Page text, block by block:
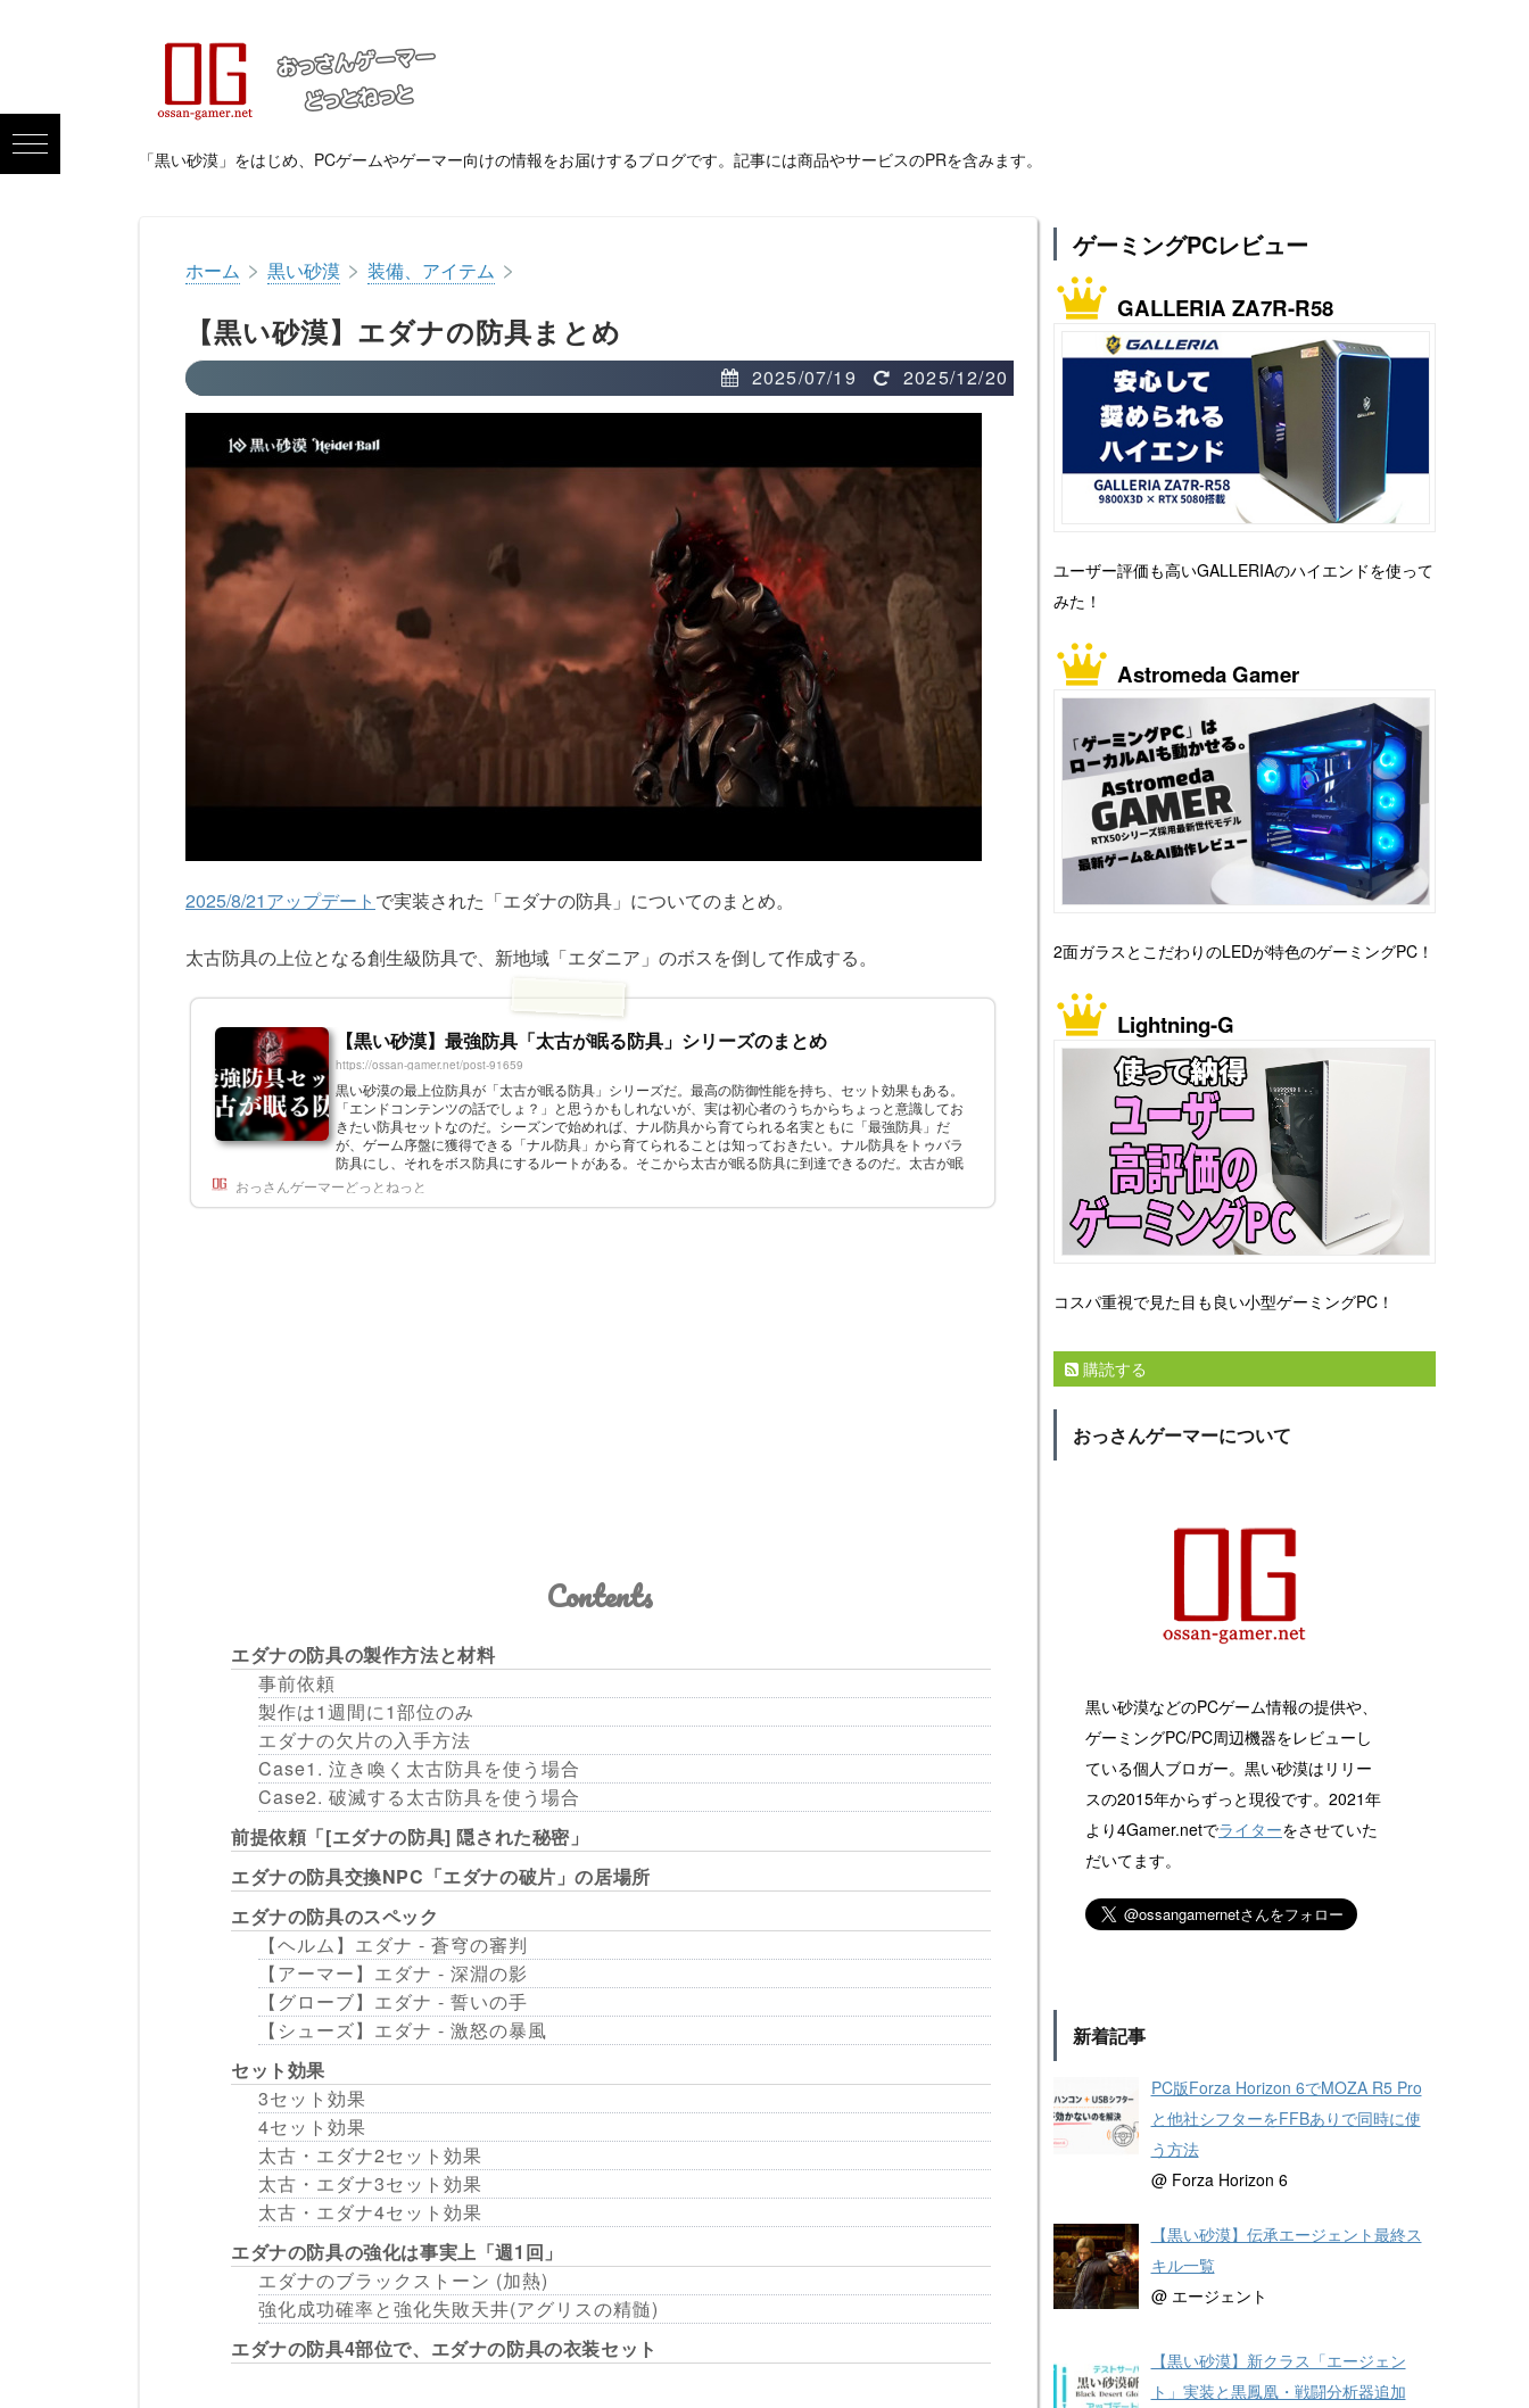
「黒い砂漠」をはじめ、PCゲームやゲーマー向けの情報をお届けするブログです。記事には商品やサービスのPRを含みます。
ホーム > 黒い砂漠 > 装備、アイテム >
【黒い砂漠】エダナの防具まとめ
2025/07/19 2025/12/20
2025/8/21アップデート で実装された「エダナの防具」についてのまとめ。
太古防具の上位となる創生級防具で、新地域「エダニア」のボスを倒して作成する。
【黒い砂漠】最強防具「太古が眠る防具」シリーズのまとめ
https://ossan-gamer.net/post-91659
黒い砂漠の最上位防具が「太古が眠る防具」シリーズだ。最高の防御性能を持ち、セット効果もある。
「エンドコンテンツの話でしょ？」と思うかもしれないが、実は初心者のうちからちょっと意識してお
きたい防具セットなのだ。シーズンで始めれば、ナル防具から育てられる名実ともに「最強防具」だ
が、ゲーム序盤に獲得できる「ナル防具」から育てられることは知っておきたい。ナル防具をトゥバラ
防具にし、それをボス防具にするルートがある。そこから太古が眠る防具に到達できるのだ。太古が眠
る防具には真Vボス防具が必要となるが、こ...
おっさんゲーマーどっとねっと
Contents
エダナの防具の製作方法と材料
事前依頼
製作は1週間に1部位のみ
エダナの欠片の入手方法
Case1. 泣き喚く太古防具を使う場合
Case2. 破滅する太古防具を使う場合
前提依頼「[エダナの防具] 隠された秘密」
エダナの防具交換NPC「エダナの破片」の居場所
エダナの防具のスペック
【ヘルム】エダナ - 蒼穹の審判
【アーマー】エダナ - 深淵の影
【グローブ】エダナ - 誓いの手
【シューズ】エダナ - 激怒の暴風
セット効果
3セット効果
4セット効果
太古・エダナ2セット効果
太古・エダナ3セット効果
太古・エダナ4セット効果
エダナの防具の強化は事実上「週1回」
エダナのブラックストーン (加熱)
強化成功確率と強化失敗天井(アグリスの精髄)
エダナの防具4部位で、エダナの防具の衣装セット
ゲーミングPCレビュー
GALLERIA ZA7R-R58
ユーザー評価も高いGALLERIAのハイエンドを使って
みた！
Astromeda Gamer
2面ガラスとこだわりのLEDが特色のゲーミングPC！
Lightning-G
コスパ重視で見た目も良い小型ゲーミングPC！
購読する
おっさんゲーマーについて
黒い砂漠などのPCゲーム情報の提供や、
ゲーミングPC/PC周辺機器をレビューし
ている個人ブロガー。黒い砂漠はリリー
スの2015年からずっと現役です。2021年
より4Gamer.netでライターをさせていた
だいてます。
新着記事
PC版Forza Horizon 6でMOZA R5 Pro
と他社シフターをFFBありで同時に使
う方法
@ Forza Horizon 6
【黒い砂漠】伝承エージェント最終ス
キル一覧
@ エージェント
【黒い砂漠】新クラス「エージェン
ト」実装と黒鳳凰・戦闘分析器追加